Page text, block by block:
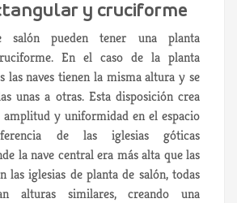
y cruciforme
salón pueden tener una planta
En el caso de la planta
las naves tienen la misma altura y se
unas a otras. Esta disposición crea
amplitud y uniformidad en el espacio
de las iglesias góticas
la nave central era más alta que las
las iglesias de planta de salón, todas
alturas similares, creando una